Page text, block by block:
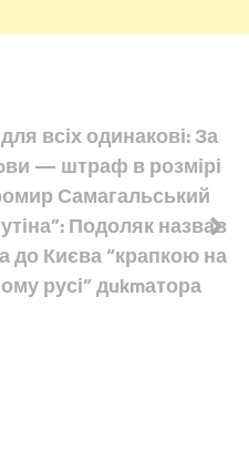
всіх одинакові: За
— штраф в розмірі
Самагальський
Подоляк назвав
до Києва “крапкою на
русі” дukmатора